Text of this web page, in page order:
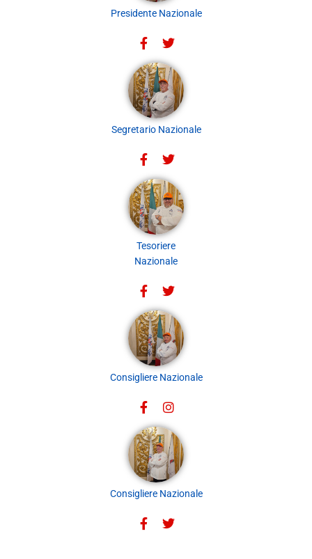
Presidente Nazionale
Segretario Nazionale
Tesoriere
Nazionale
Consigliere Nazionale
Consigliere Nazionale